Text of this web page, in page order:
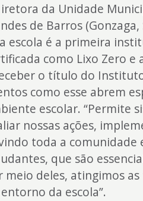
da Unidade
de Barros
escola é a primeira
como Lixo Zero e
o título do
como esse abrem
escolar. “Permite
nossas ações,
toda a comunidade
que são
meio deles, atingimos
da escola”.